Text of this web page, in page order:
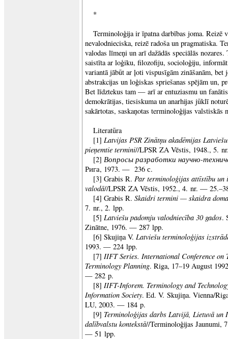
*
Terminoloģija ir īpatna darbības joma. Reizē
nevalodnieciska, reizē radoša un pragmatiska.
valodas līmeņi un arī dažādās speciālās
saistīta ar loģiku, filozofiju, socioloģiju,
variantā jābūt ar ļoti vispusīgām zināšanām,
abstrakcijas un loģiskas spriešanas spējām un,
Bet līdztekus tam — arī ar entuziasmu un
demokrātijas, tiesiskuma un anarhijas jūklī
sakārtotas, saskaņotas terminoloģijas valstiskās
Literatūra
[1] Latvijas PSR Zinātņu akadēmijas
pieņemtie termini//LPSR ZA Vēstis, 1948., 5.
[2] Вопросы разработки научно-
Рига, 1973. — 236 с.
[3] Grabis R. Par terminoloģijas attīstību un
valodā//LPSR ZA Vēstis, 1952., 4. nr. —
[4] Grabis R. Skaidri termini — skaidra doma
7. nr., 2. lpp.
[5] Latviešu padomju valodniecība 30 gados.
Zinātne, 1976. — 287 lpp.
[6] Skujiņa V. Latviešu terminoloģijas
1993. — 224 lpp.
[7] IIFT Series. International Conference on
Terminology Planning. Riga, 17–19 August
— 282 p.
[8] IIFT-Inforem. Terminology and
Information Society. Ed. V. Skujiņa. Vienna/
LU, 2003. — 184 p.
[9] Terminoloģijas darbs Latvijā, Lietuvā un
dalībvalstu kontekstā//Terminoloģijas
— 51 lpp.